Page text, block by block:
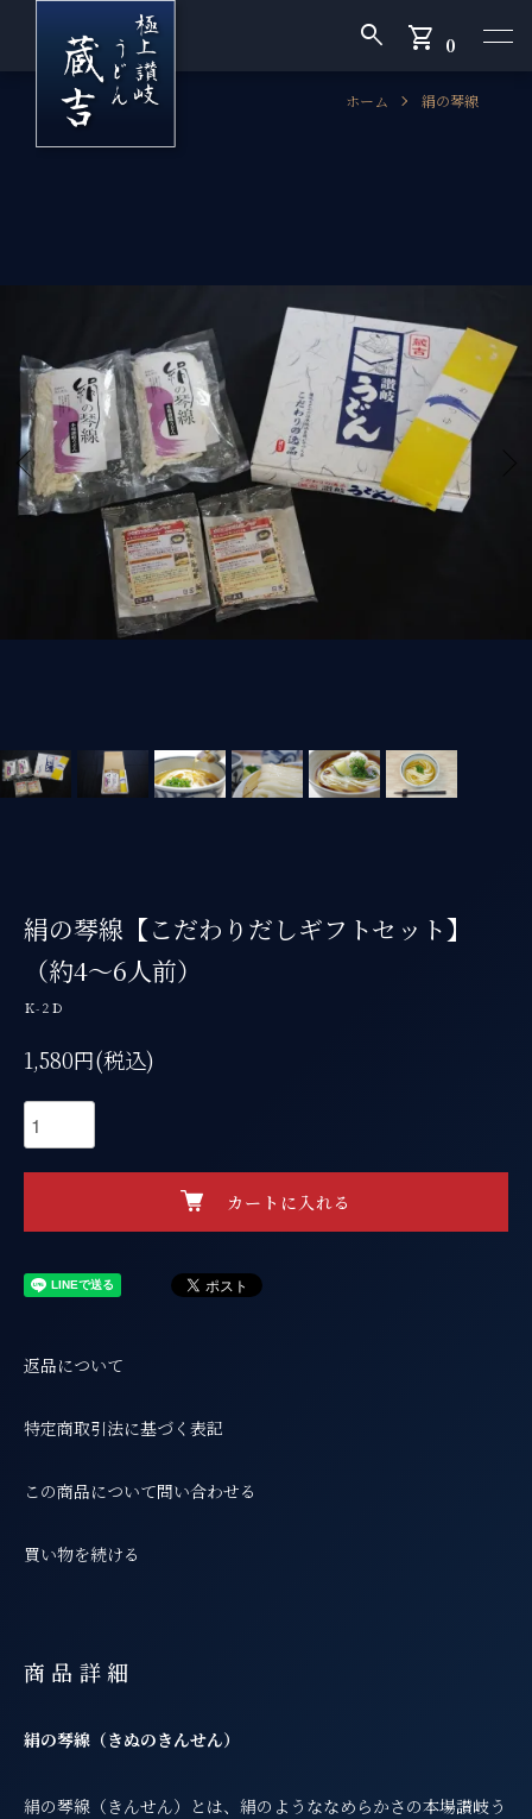
search shopping_cart 0
ホーム 絹の琴線
絹の琴線【こだわりだしギフトセット】
（約4～6人前）
Ｋ-２Ｄ
1,580円(税込)
カートに入れる
返品について
特定商取引法に基づく表記
この商品について問い合わせる
買い物を続ける
商品詳細
絹の琴線（きぬのきんせん）
絹の琴線（きんせん）とは、絹のようななめらかさの本場讃岐う